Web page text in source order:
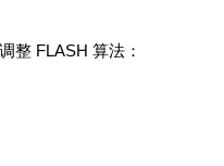
整 FLASH 算法：